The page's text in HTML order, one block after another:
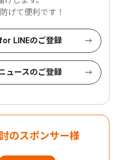
げて便利です！
LINEのご登録
ュースのご登録
のスポンサー様